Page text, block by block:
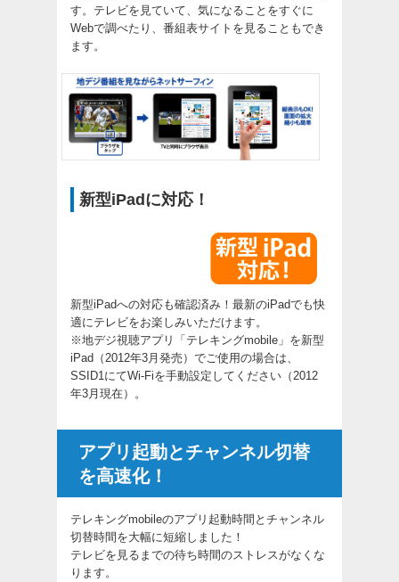
す。テレビを見ていて、気になることをすぐに
Webで調べたり、番組表サイトを見ることもでき
ます。
新型iPadに対応！
新型iPadへの対応も確認済み！最新のiPadでも快
適にテレビをお楽しみいただけます。
※地デジ視聴アプリ「テレキングmobile」を新型
iPad（2012年3月発売）でご使用の場合は、
SSID1にてWi-Fiを手動設定してください（2012
年3月現在）。
アプリ起動とチャンネル切替
を高速化！
テレキングmobileのアプリ起動時間とチャンネル
切替時間を大幅に短縮しました！
テレビを見るまでの待ち時間のストレスがなくな
ります。